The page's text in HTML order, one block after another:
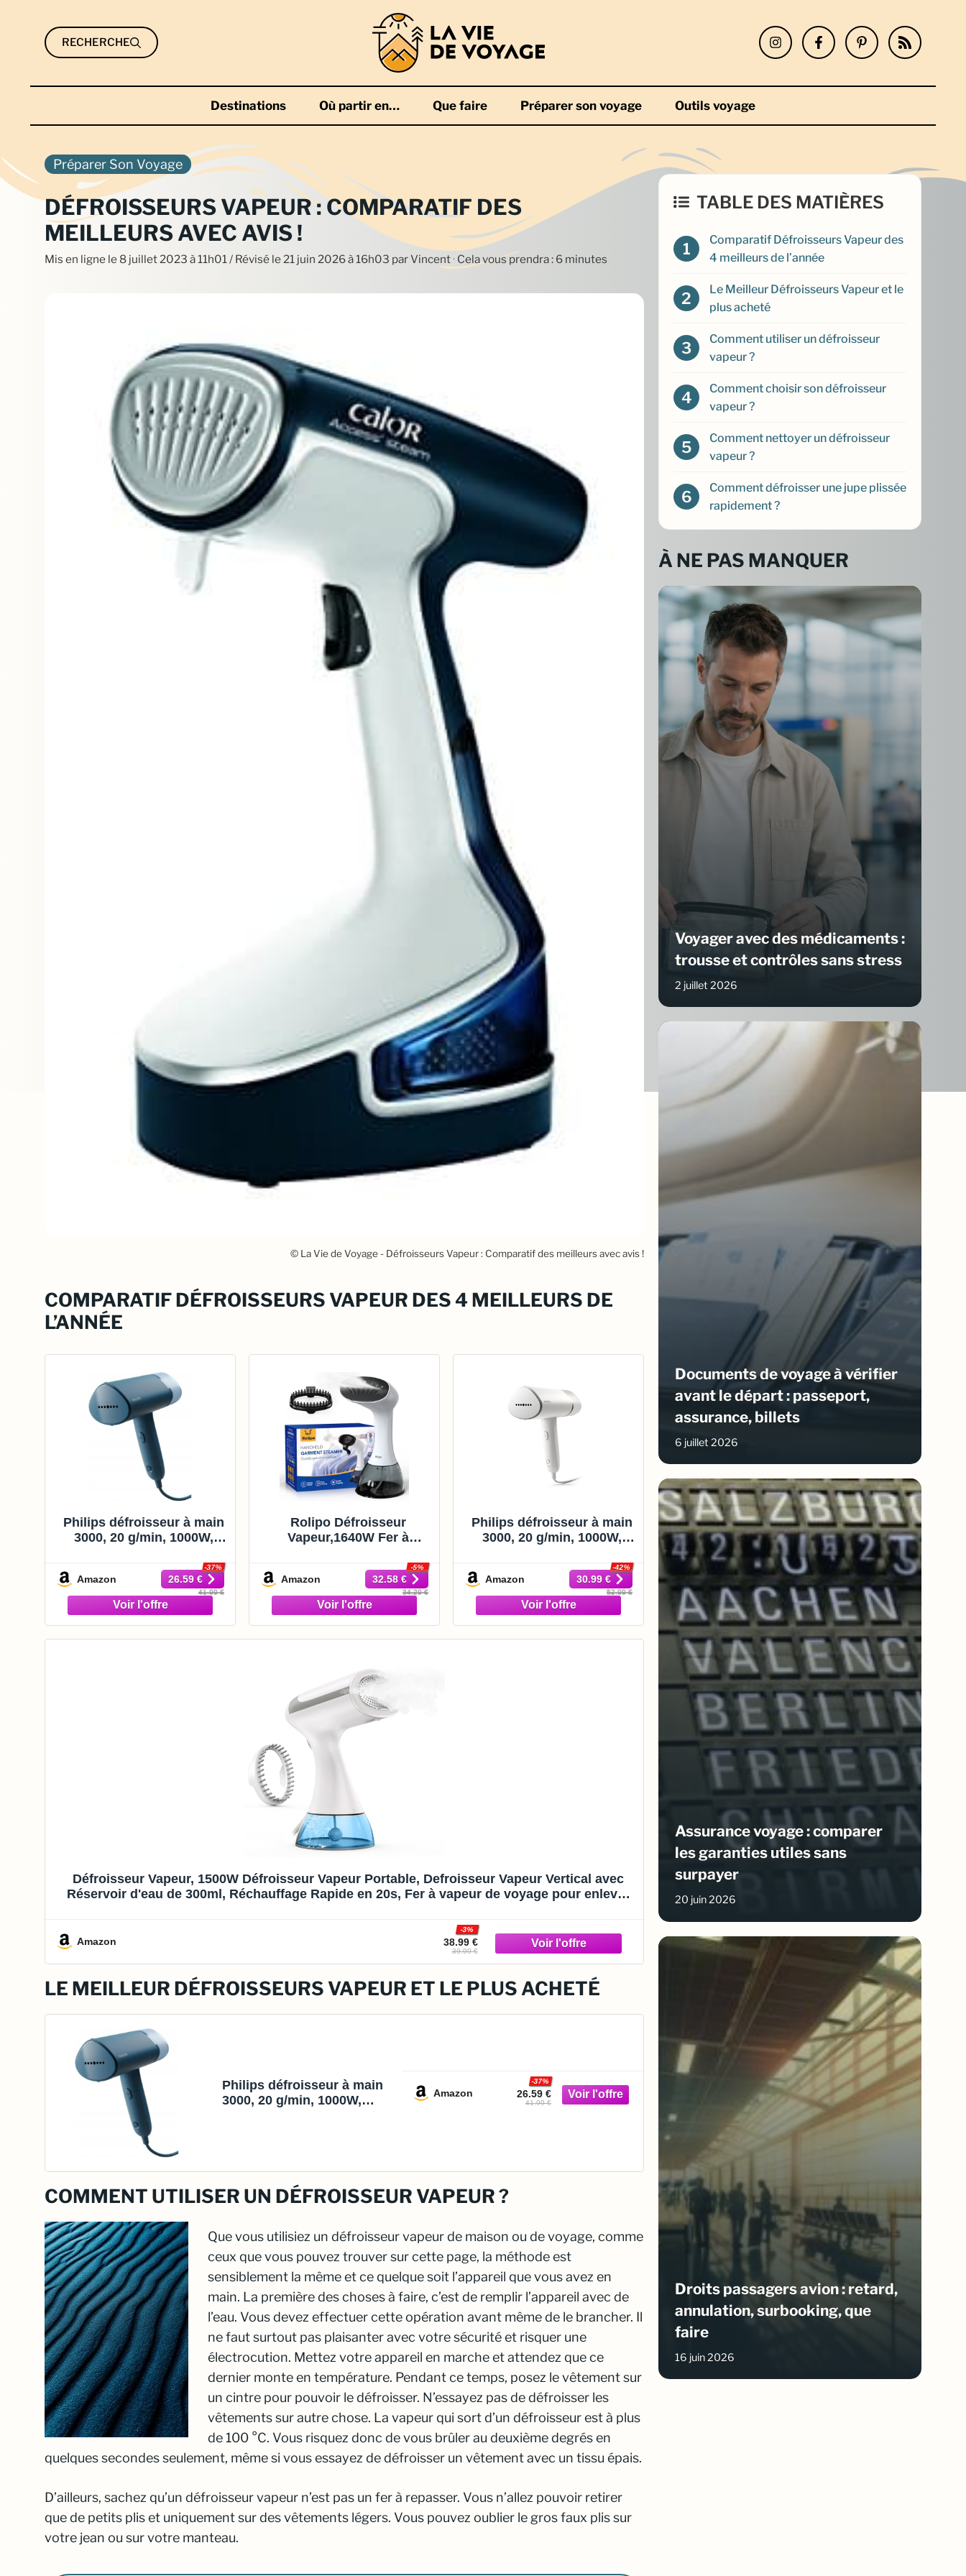
contenu
RECHERCHE
Destinations Où partir en… Que faire Préparer son voyage Outils voyage
Préparer Son Voyage
DÉFROISSEURS VAPEUR : COMPARATIF DES
MEILLEURS AVEC AVIS !
Mis en ligne le 8 juillet 2023 à 11h01 / Révisé le 21 juin 2026 à 16h03 par Vincent· Cela vous prendra : 6 minutes
© La Vie de Voyage - Défroisseurs Vapeur : Comparatif des meilleurs avec avis !
COMPARATIF DÉFROISSEURS VAPEUR DES 4 MEILLEURS DE
L’ANNÉE
Philips défroisseur à main
3000, 20 g/min, 1000W,
Amazon 26.59 €
-37%
41.99 €
Rolipo Défroisseur
Vapeur,1640W Fer à
puissance pour la maison,
le bureau, le voyage,
réservoir d'eau de grande
capacité de 400ML, Voyage
Vapeur Steamer,Blanc
Amazon 32.58 €
-5%
34.29 €
Philips défroisseur à main
3000, 20 g/min, 1000W,
Amazon 30.99 €
-42%
52.99 €
Défroisseur Vapeur, 1500W Défroisseur Vapeur Portable, Defroisseur Vapeur Vertical avec
Réservoir d'eau de 300ml, Réchauffage Rapide en 20s, Fer à vapeur de voyage pour enlever
Amazon 38.99 €
-3%
39.99 €
LE MEILLEUR DÉFROISSEURS VAPEUR ET LE PLUS ACHETÉ
Philips défroisseur à main
3000, 20 g/min, 1000W,
Amazon 26.59 €
-37%
41.99 €
COMMENT UTILISER UN DÉFROISSEUR VAPEUR ?
Que vous utilisiez un défroisseur vapeur de maison ou de voyage, comme
ceux que vous pouvez trouver sur cette page, la méthode est
sensiblement la même et ce quelque soit l’appareil que vous avez en
main. La première des choses à faire, c’est de remplir l’appareil avec de
l’eau. Vous devez effectuer cette opération avant même de le brancher. Il
ne faut surtout pas plaisanter avec votre sécurité et risquer une
électrocution. Mettez votre appareil en marche et attendez que ce
dernier monte en température. Pendant ce temps, posez le vêtement sur
un cintre pour pouvoir le défroisser. N’essayez pas de défroisser les
vêtements sur autre chose. La vapeur qui sort d’un défroisseur est à plus
de 100 °C. Vous risquez donc de vous brûler au deuxième degrés en
quelques secondes seulement, même si vous essayez de défroisser un vêtement avec un tissu épais.
D’ailleurs, sachez qu’un défroisseur vapeur n’est pas un fer à repasser. Vous n’allez pouvoir retirer
que de petits plis et uniquement sur des vêtements légers. Vous pouvez oublier le gros faux plis sur
votre jean ou sur votre manteau.
TABLE DES MATIÈRES
Comparatif Défroisseurs Vapeur des
4 meilleurs de l’année
Le Meilleur Défroisseurs Vapeur et le
plus acheté
Comment utiliser un défroisseur
vapeur ?
Comment choisir son défroisseur
vapeur ?
Comment nettoyer un défroisseur
vapeur ?
Comment défroisser une jupe plissée
rapidement ?
À NE PAS MANQUER
Voyager avec des médicaments :
trousse et contrôles sans stress
2 juillet 2026
Documents de voyage à vérifier
avant le départ : passeport,
assurance, billets
6 juillet 2026
Assurance voyage : comparer
les garanties utiles sans
surpayer
20 juin 2026
Droits passagers avion : retard,
annulation, surbooking, que
faire
16 juin 2026